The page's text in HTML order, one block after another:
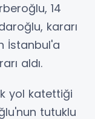
14
kararı
İstanbul'a
aldı.
yol katettiği
tutuklu